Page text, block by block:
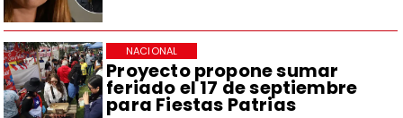
Proyecto propone sumar
feriado el 17 de septiembre
para Fiestas Patrias
NACIONAL